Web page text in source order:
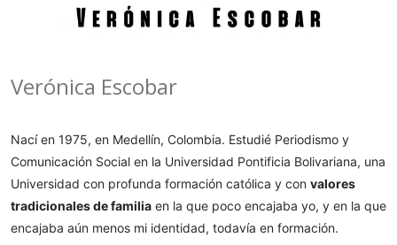
Verónica Escobar
Nací en 1975, en Medellín, Colombia. Estudié Periodismo y
Comunicación Social en la Universidad Pontificia Bolivariana, una
Universidad con profunda formación católica y con valores
tradicionales de familia en la que poco encajaba yo, y en la que
encajaba aún menos mi identidad, todavía en formación.